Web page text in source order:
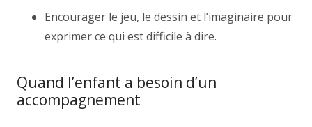
Encourager le jeu, le dessin et l’imaginaire pour
exprimer ce qui est difficile à dire.
Quand l’enfant a besoin d’un
accompagnement